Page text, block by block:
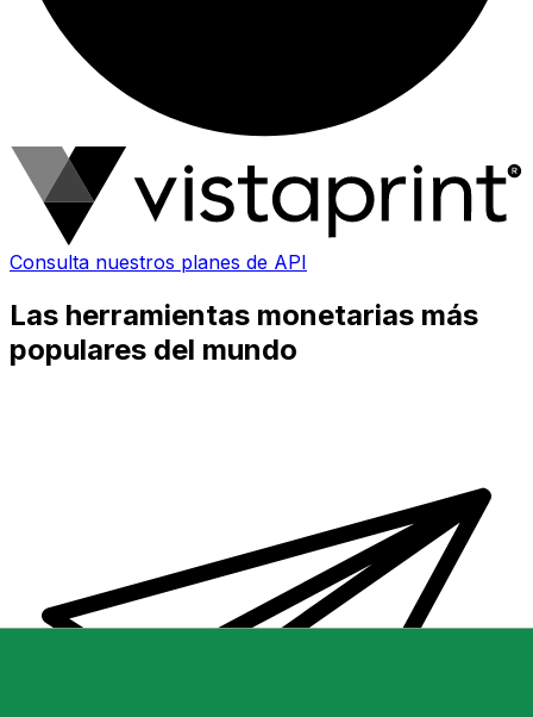
Consulta nuestros planes de API
Las herramientas monetarias más
populares del mundo